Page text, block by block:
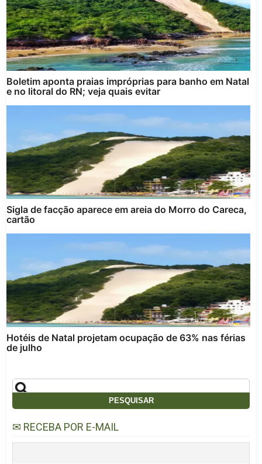
Boletim aponta praias impróprias para banho em Natal
e no litoral do RN; veja quais evitar
Sigla de facção aparece em areia do Morro do Careca,
cartão
Hotéis de Natal projetam ocupação de 63% nas férias
de julho
✉ RECEBA POR E-MAIL